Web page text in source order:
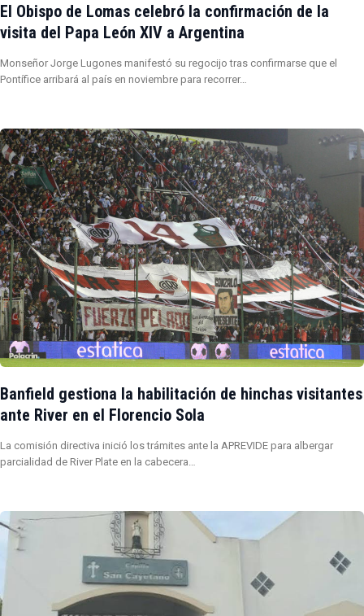
El Obispo de Lomas celebró la confirmación de la
visita del Papa León XIV a Argentina
Monseñor Jorge Lugones manifestó su regocijo tras confirmarse que el
Pontífice arribará al país en noviembre para recorrer…
Banfield gestiona la habilitación de hinchas visitantes
ante River en el Florencio Sola
La comisión directiva inició los trámites ante la APREVIDE para albergar
parcialidad de River Plate en la cabecera…